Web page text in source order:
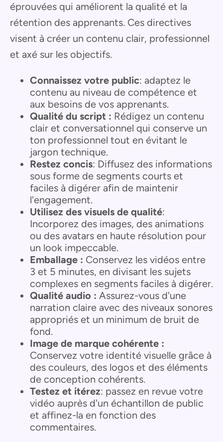
éprouvées qui améliorent la qualité et la
rétention des apprenants. Ces directives
visent à créer un contenu clair, professionnel
et axé sur les objectifs.
Connaissez votre public: adaptez le
contenu au niveau de compétence et
aux besoins de vos apprenants.
Qualité du script : Rédigez un contenu
clair et conversationnel qui conserve un
ton professionnel tout en évitant le
jargon technique.
Restez concis: Diffusez des informations
sous forme de segments courts et
faciles à digérer afin de maintenir
l'engagement.
Utilisez des visuels de qualité:
Incorporez des images, des animations
ou des avatars en haute résolution pour
un look impeccable.
Emballage : Conservez les vidéos entre
3 et 5 minutes, en divisant les sujets
complexes en segments faciles à digérer.
Qualité audio : Assurez-vous d'une
narration claire avec des niveaux sonores
appropriés et un minimum de bruit de
fond.
Image de marque cohérente :
Conservez votre identité visuelle grâce à
des couleurs, des logos et des éléments
de conception cohérents.
Testez et itérez: passez en revue votre
vidéo auprès d'un échantillon de public
et affinez-la en fonction des
commentaires.